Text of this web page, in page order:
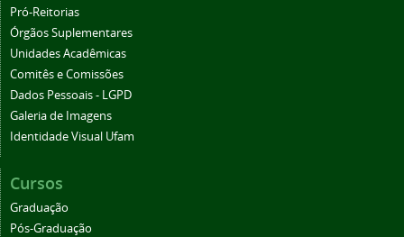
Pró-Reitorias
Órgãos Suplementares
Unidades Acadêmicas
Comitês e Comissões
Dados Pessoais - LGPD
Galeria de Imagens
Identidade Visual Ufam
Cursos
Graduação
Pós-Graduação